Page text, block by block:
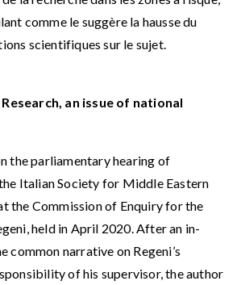
comme le suggère la hausse du
scientifiques sur le sujet.
an issue of national
the parliamentary hearing of
Italian Society for Middle Eastern
the Commission of Enquiry for the
held in April 2020. After an in-
common narrative on Regeni’s
of his supervisor, the author